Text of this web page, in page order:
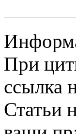
При
ссылка
Статьи